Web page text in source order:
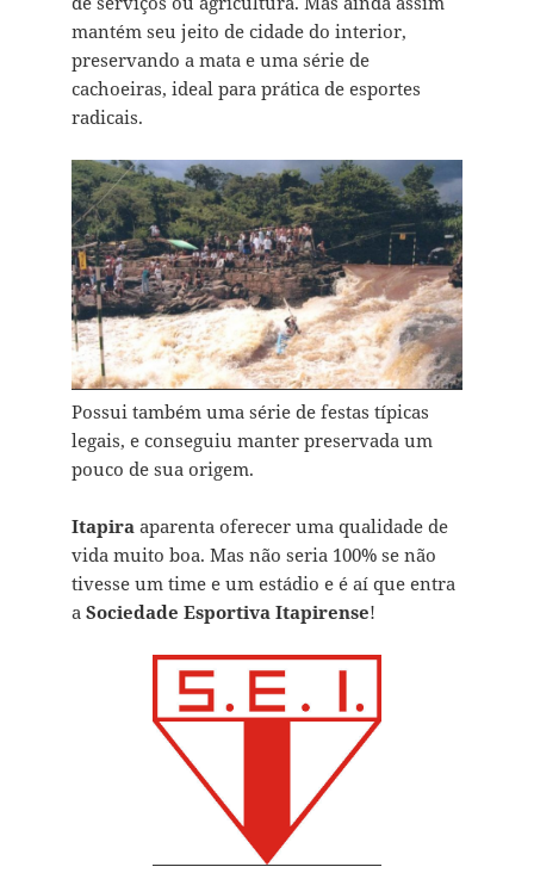
mantém seu jeito de cidade do interior,
preservando a mata e uma série de
cachoeiras, ideal para prática de esportes
radicais.
Possui também uma série de festas típicas
legais, e conseguiu manter preservada um
pouco de sua origem.
Itapira aparenta oferecer uma qualidade de
vida muito boa. Mas não seria 100% se não
tivesse um time e um estádio e é aí que entra
a Sociedade Esportiva Itapirense!